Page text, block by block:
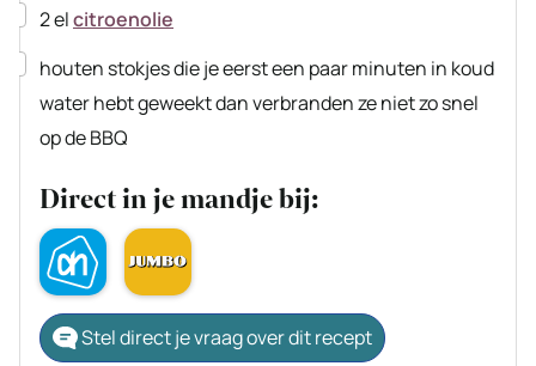
▢
2elcitroenolie
▢
houten stokjes die je eerst een paar minuten in koud
water hebt geweektdan verbranden ze niet zo snel
op de BBQ
Direct in je mandje bij:
Stel direct je vraag over dit recept